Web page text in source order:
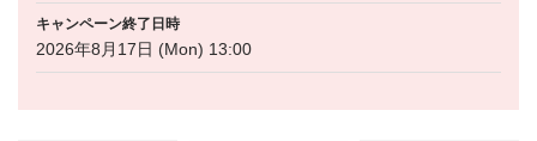
キャンペーン終了日時
2026年8月17日 (Mon) 13:00